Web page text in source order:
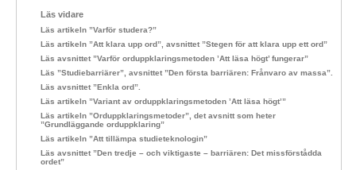
Läs vidare
Läs artikeln ”Varför studera?”
Läs artikeln ”Att klara upp ord”, avsnittet ”Stegen för att klara upp ett ord”
Läs avsnittet ”Varför orduppklaringsmetoden ’Att läsa högt’ fungerar”
Läs ”Studiebarriärer”, avsnittet ”Den första barriären: Frånvaro av massa”.
Läs avsnittet ”Enkla ord”.
Läs artikeln ”Variant av orduppklaringsmetoden ’Att läsa högt’”
Läs artikeln ”Orduppklaringsmetoder”, det avsnitt som heter
”Grundläggande orduppklaring”
Läs artikeln ”Att tillämpa studieteknologin”
Läs avsnittet ”Den tredje – och viktigaste – barriären: Det missförstådda
ordet”